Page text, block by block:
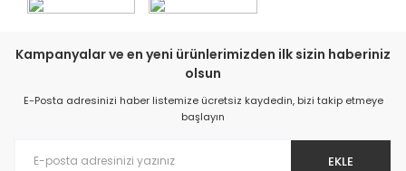
Kampanyalar ve en yeni ürünlerimizden ilk sizin haberiniz
olsun
E-Posta adresinizi haber listemize ücretsiz kaydedin, bizi takip etmeye
başlayın
EKLE